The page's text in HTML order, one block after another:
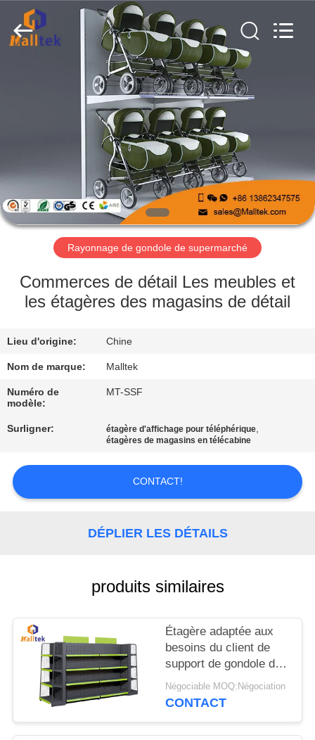
PRODUITS
AU
SUJET
NOUS
D'USINE
CONTRÔLE
DE
QUALITÉ
CONTACTEZ-
NOUS
DEMANDEZ
UNE
CITATION
PLAN
SITE
Supply
China
Co.,Ltd..
Rayonnage de gondole de supermarché
Commerces de détail Les meubles et
les étagères des magasins de détail
Lieu d'origine: Chine
Nom de marque: Malltek
Numéro de
modèle:
MT-SSF
Surligner: étagère d'affichage pour téléphérique,
étagères de magasins en télécabine
CONTACT!
DÉPLIER LES DÉTAILS
produits similaires
Étagère adaptée aux
besoins du client de
support de gondole de
système de rayonnage
de gondole de
Négociable MOQ:Négociation
CONTACT